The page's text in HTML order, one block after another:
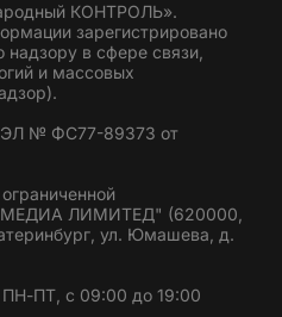
КОНТРОЛЬ».
зарегистрировано
в сфере связи,
и массовых
ЭЛ № ФС77-89373 от
МЕДИА ЛИМИТЕД" (620000,
ул. Юмашева, д.
ПН-ПТ, с 09:00 до 19:00